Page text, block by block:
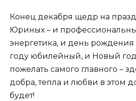
Конец декабря щедр на
Юриных – и
энергетика, и день рождения
году юбилейный, и Новый год.
пожелать самого главного –
добра, тепла и любви в этом
будет!